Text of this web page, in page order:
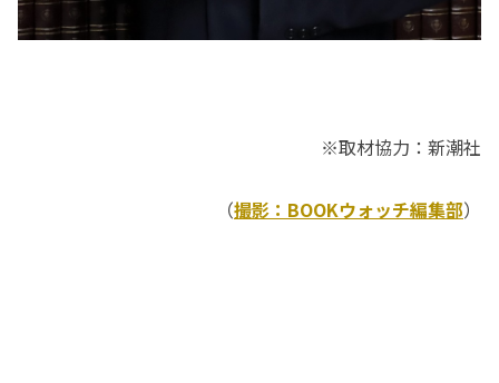
※取材協力：新潮社
（撮影：BOOKウォッチ編集部）